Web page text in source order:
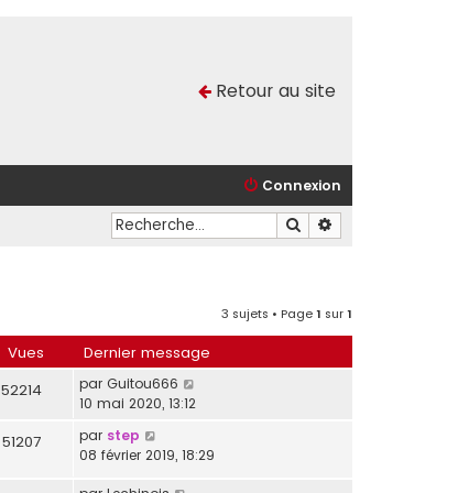
Retour au site
Connexion
Rechercher
3 sujets • Page1 sur1
Vues Dernier message
52214 par Guitou666
10 mai 2020, 13:12
51207 par step
08 février 2019, 18:29